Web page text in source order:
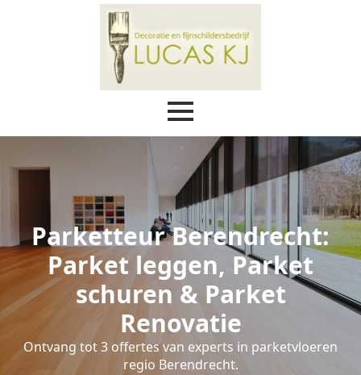
Parketteur Berendrecht:
Parket leggen, Parket
schuren & Parket
Renovatie
Ontvang tot 3 offertes van experts in parketvloeren
regio Berendrecht.